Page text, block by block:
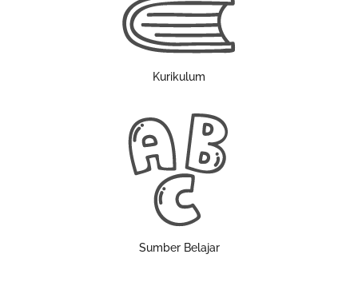
Kurikulum
Sumber Belajar